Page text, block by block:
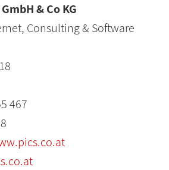
& Co KG
Consulting & Software
467